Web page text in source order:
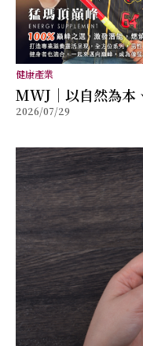
健康產業
MWJ｜以自然為本
福的全方位保健品牌
2026/07/29